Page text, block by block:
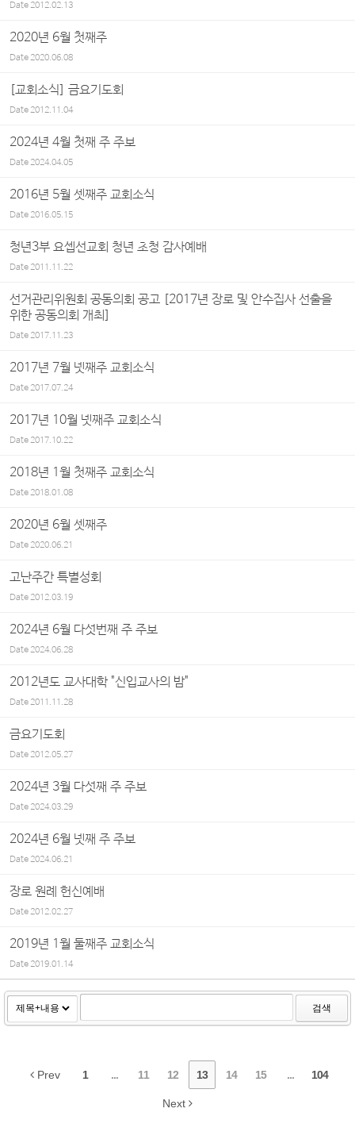
Date2012.02.13
2020년 6월 첫째주
Date2020.06.08
[교회소식] 금요기도회
Date2012.11.04
2024년 4월 첫째 주 주보
Date2024.04.05
2016년 5월 셋째주 교회소식
Date2016.05.15
청년3부 요셉선교회 청년 초청 감사예배
Date2011.11.22
선거관리위원회 공동의회 공고 [2017년 장로 및 안수집사 선출을
위한 공동의회 개최]
Date2017.11.23
2017년 7월 넷째주 교회소식
Date2017.07.24
2017년 10월 넷째주 교회소식
Date2017.10.22
2018년 1월 첫째주 교회소식
Date2018.01.08
2020년 6월 셋째주
Date2020.06.21
고난주간 특별성회
Date2012.03.19
2024년 6월 다섯번째 주 주보
Date2024.06.28
2012년도 교사대학 "신입교사의 밤"
Date2011.11.28
금요기도회
Date2012.05.27
2024년 3월 다섯째 주 주보
Date2024.03.29
2024년 6월 넷째 주 주보
Date2024.06.21
장로 원례 헌신예배
Date2012.02.27
2019년 1월 둘째주 교회소식
Date2019.01.14
검색
Prev 1 ... 11 12 13 14 15 ... 104
Next